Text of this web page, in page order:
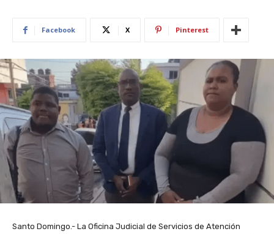
Facebook X Pinterest
Santo Domingo.- La Oficina Judicial de Servicios de Atención